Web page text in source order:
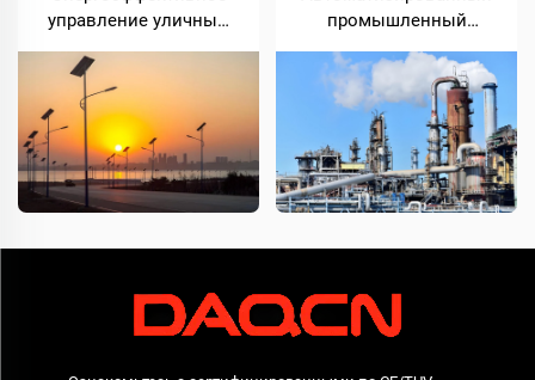
управление уличным
освещением
промышленный
процесс смешивания